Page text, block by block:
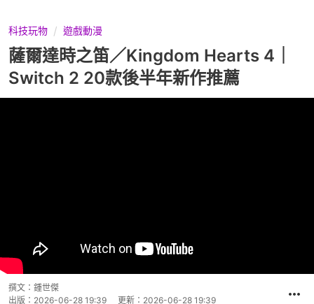
科技玩物 遊戲動漫
薩爾達時之笛／Kingdom Hearts 4｜
Switch 2 20款後半年新作推薦
撰文： 鍾世傑
出版： 2026-06-28 19:39 更新： 2026-06-28 19:39